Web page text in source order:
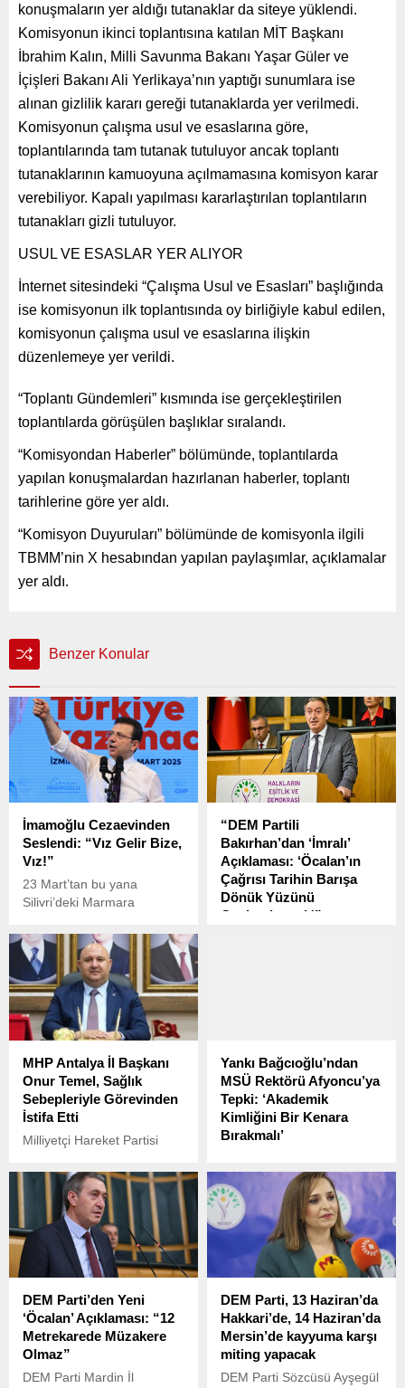
konuşmaların yer aldığı tutanaklar da siteye yüklendi.
Komisyonun ikinci toplantısına katılan MİT Başkanı
İbrahim Kalın, Milli Savunma Bakanı Yaşar Güler ve
İçişleri Bakanı Ali Yerlikaya’nın yaptığı sunumlara ise
alınan gizlilik kararı gereği tutanaklarda yer verilmedi.
Komisyonun çalışma usul ve esaslarına göre,
toplantılarında tam tutanak tutuluyor ancak toplantı
tutanaklarının kamuoyuna açılmamasına komisyon karar
verebiliyor. Kapalı yapılması kararlaştırılan toplantıların
tutanakları gizli tutuluyor.
USUL VE ESASLAR YER ALIYOR
İnternet sitesindeki “Çalışma Usul ve Esasları” başlığında
ise komisyonun ilk toplantısında oy birliğiyle kabul edilen,
komisyonun çalışma usul ve esaslarına ilişkin
düzenlemeye yer verildi.
“Toplantı Gündemleri” kısmında ise gerçekleştirilen
toplantılarda görüşülen başlıklar sıralandı.
“Komisyondan Haberler” bölümünde, toplantılarda
yapılan konuşmalardan hazırlanan haberler, toplantı
tarihlerine göre yer aldı.
“Komisyon Duyuruları” bölümünde de komisyonla ilgili
TBMM’nin X hesabından yapılan paylaşımlar, açıklamalar
yer aldı.
Benzer Konular
İmamoğlu Cezaevinden
Seslendi: “Vız Gelir Bize,
Vız!”
23 Mart’tan bu yana
Silivri’deki Marmara
Cumhuriyet Halk Partisi’nin
(CHP) Cumhurbaşkanı
adayı ve İstanbul
Büyükşehir Belediye
Başkanı Ekrem İmamoğlu,
cezaevinden dikkat çeken
“DEM Partili
Bakırhan’dan ‘İmralı’
Açıklaması: ‘Öcalan’ın
Çağrısı Tarihin Barışa
Dönük Yüzünü
Canlandıracak'”
MHP Antalya İl Başkanı
Onur Temel, Sağlık
Sebepleriyle Görevinden
İstifa Etti
Milliyetçi Hareket Partisi
Onur Temel, sağlık sorunları
nedeniyle görevinden istifa
ettiğini duyurdu.
Yankı Bağcıoğlu’ndan
MSÜ Rektörü Afyoncu’ya
Tepki: ‘Akademik
Kimliğini Bir Kenara
Bırakmalı’
(CHP) Milli Savunma
Politikalarından Sorumlu
Genel Başkan Yardımcısı
Yankı Bağcıoğlu, Milli
Savunma Üniversitesi
(MSÜ) Rektörü Erhan
programında yaptığı
açıklamalara tepki gösterdi.
DEM Parti’den Yeni
‘Öcalan’ Açıklaması: “12
Metrekarede Müzakere
Olmaz”
DEM Parti Mardin İl
DEM Parti, 13 Haziran’da
Hakkari’de, 14 Haziran’da
Mersin’de kayyuma karşı
miting yapacak
DEM Parti Sözcüsü Ayşegül